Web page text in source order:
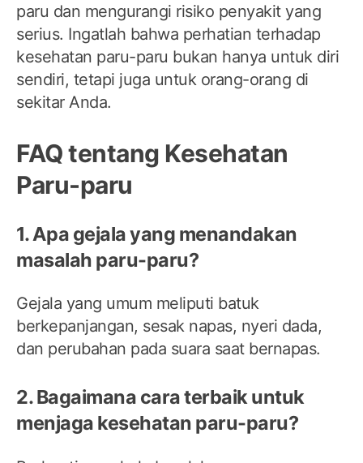
paru dan mengurangi risiko penyakit yang
serius. Ingatlah bahwa perhatian terhadap
kesehatan paru-paru bukan hanya untuk diri
sendiri, tetapi juga untuk orang-orang di
sekitar Anda.
FAQ tentang Kesehatan
Paru-paru
1. Apa gejala yang menandakan
masalah paru-paru?
Gejala yang umum meliputi batuk
berkepanjangan, sesak napas, nyeri dada,
dan perubahan pada suara saat bernapas.
2. Bagaimana cara terbaik untuk
menjaga kesehatan paru-paru?